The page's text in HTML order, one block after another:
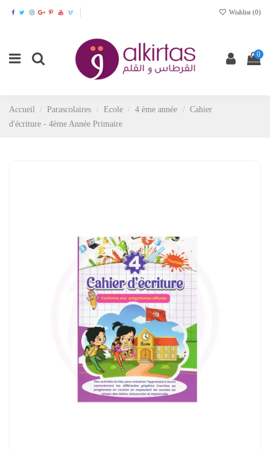
Wishlist (0)
0
Accueil Parascolaires Ecole 4 ème année
Cahier
d'écriture - 4ème Année Primaire